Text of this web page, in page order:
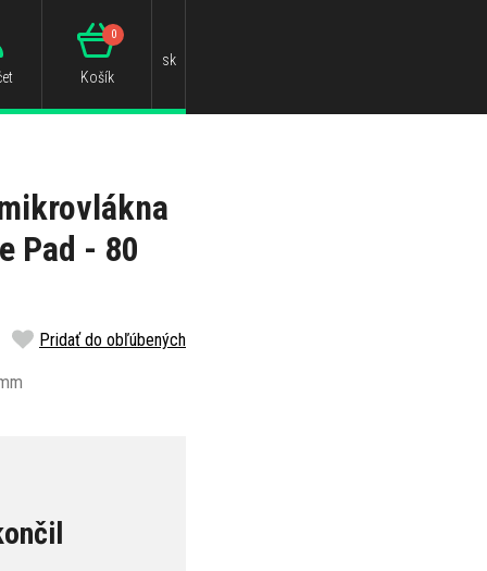
Košík
0
sk
Pad - 80
Pridať do obľúbených